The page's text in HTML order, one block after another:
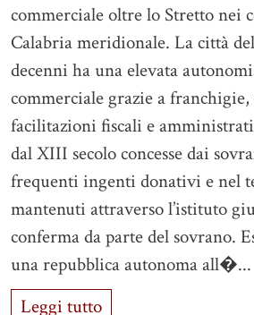
commerciale oltre lo Stretto nei
Calabria meridionale. La città
decenni ha una elevata
commerciale grazie a franchigie,
facilitazioni fiscali e
dal XIII secolo concesse dai
frequenti ingenti donativi e nel
mantenuti attraverso l’istituto
conferma da parte del sovrano.
una repubblica autonoma all�...
Leggi tutto